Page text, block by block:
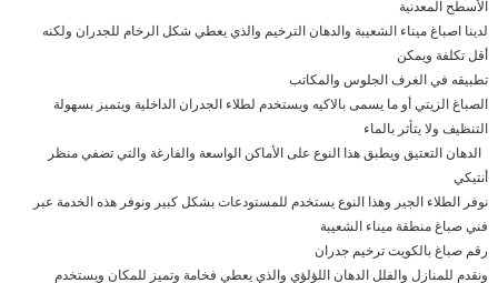
الأسطح المعدنية
لدينا اصباغ ميناء الشعيبة والدهان الترخيم والذي يعطي شكل الرخام للجدران ولكنه
أقل تكلفة ويمكن
تطبيقه في الغرف الجلوس والمكاتب
الصباغ الزيتي أو ما يسمى بالاكيه ويستخدم لطلاء الجدران الداخلية ويتميز بسهولة
التنظيف ولا يتأثر بالماء
الدهان التعتيق ويطبق هذا النوع على الأماكن الواسعة والفارغة والتي تضفي منظر
أنتيكي
نوفر الطلاء الجير وهذا النوع يستخدم للمستودعات بشكل كبير ونوفر هذه الخدمة عبر
فني صباغ منطقة ميناء الشعيبة
رقم صباغ بالكويت ترخيم جدران
ونقدم للمنازل والفلل الدهان اللؤلؤي والذي يعطي فخامة وتميز للمكان ويستخدم